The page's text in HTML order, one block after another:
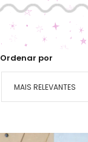
Ordenar por
MAIS RELEVANTES